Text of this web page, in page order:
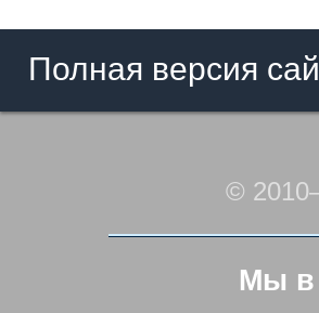
Полная версия
©
Мы в